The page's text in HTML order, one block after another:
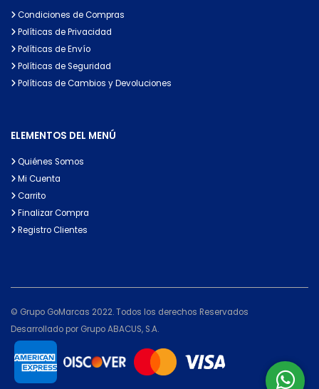
Condiciones de Compras
Políticas de Privacidad
Políticas de Envío
Políticas de Seguridad
Políticas de Cambios y Devoluciones
ELEMENTOS DEL MENÚ
Quiénes Somos
Mi Cuenta
Carrito
Finalizar Compra
Registro Clientes
© Grupo GoMarcas 2022. Todos los derechos Reservados
Desarrollado por Grupo ABACUS, S.A.